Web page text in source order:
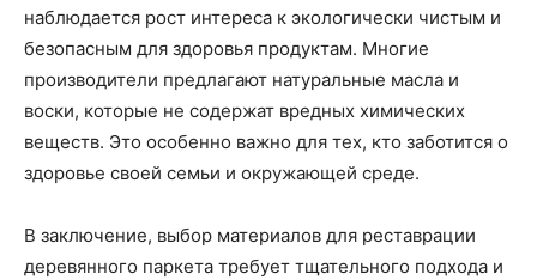
наблюдается рост интереса к экологически чистым и
безопасным для здоровья продуктам. Многие
производители предлагают натуральные масла и
воски, которые не содержат вредных химических
веществ. Это особенно важно для тех, кто заботится о
здоровье своей семьи и окружающей среде.
В заключение, выбор материалов для реставрации
деревянного паркета требует тщательного подхода и